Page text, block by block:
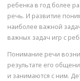
ребенка в год более
речь. И развитие
наиболее важной
важных задач игр с
Понимание речи
результате его
и занимаются с ним.